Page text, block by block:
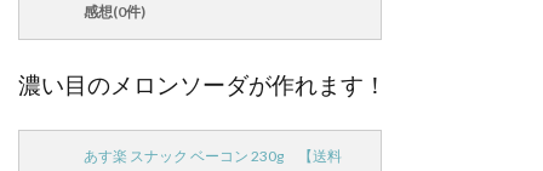
感想(0件)
濃い目のメロンソーダが作れます！
あす楽 スナック ベーコン 230g 【送料